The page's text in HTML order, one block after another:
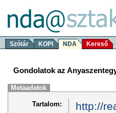
Szótár KOPI NDA Kereső
Gondolatok az
Metaadatok
Tartalom: http://